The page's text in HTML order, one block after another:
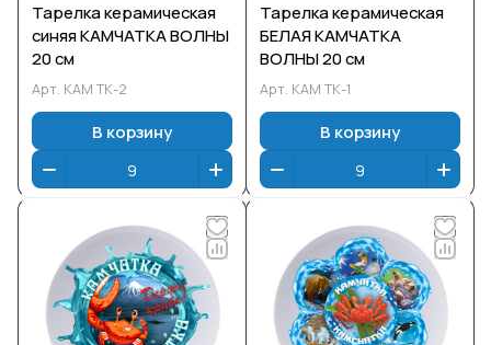
Тарелка керамическая
синяя КАМЧАТКА ВОЛНЫ
20 см
Арт. КАМ ТК-2
В корзину
Тарелка керамическая
БЕЛАЯ КАМЧАТКА
ВОЛНЫ 20 см
Арт. КАМ ТК-1
В корзину